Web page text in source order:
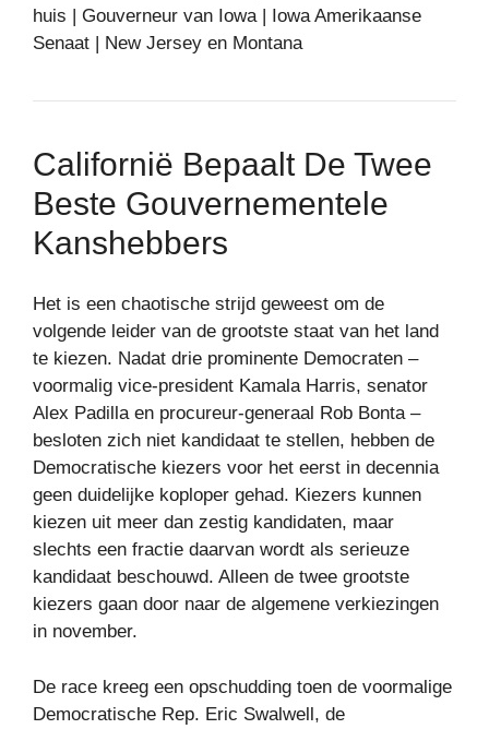
huis | Gouverneur van Iowa | Iowa Amerikaanse
Senaat | New Jersey en Montana
Californië Bepaalt De Twee
Beste Gouvernementele
Kanshebbers
Het is een chaotische strijd geweest om de
volgende leider van de grootste staat van het land
te kiezen. Nadat drie prominente Democraten –
voormalig vice-president Kamala Harris, senator
Alex Padilla en procureur-generaal Rob Bonta –
besloten zich niet kandidaat te stellen, hebben de
Democratische kiezers voor het eerst in decennia
geen duidelijke koploper gehad. Kiezers kunnen
kiezen uit meer dan zestig kandidaten, maar
slechts een fractie daarvan wordt als serieuze
kandidaat beschouwd. Alleen de twee grootste
kiezers gaan door naar de algemene verkiezingen
in november.
De race kreeg een opschudding toen de voormalige
Democratische Rep. Eric Swalwell, de